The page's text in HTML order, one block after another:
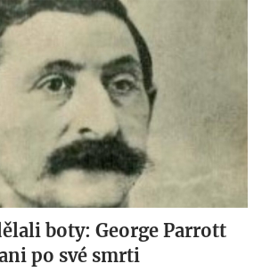
boty: George Parrott
po své smrti